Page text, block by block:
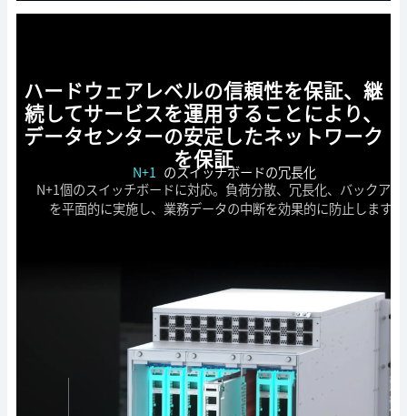
ハードウェアレベルの信頼性を保証、継
続してサービスを運用することにより、
データセンターの安定したネットワーク
を保証
N+1 のスイッチボードの冗長化
N+1個のスイッチボードに対応。負荷分散、冗長化、バックア
を平面的に実施し、業務データの中断を効果的に防止します。